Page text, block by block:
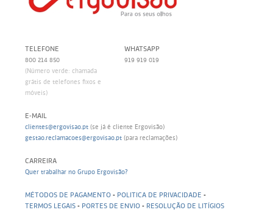
TELEFONE
800 214 850
(Número verde: chamada
grátis de telefones fixos e
móveis)
WHATSAPP
919 919 019
E-MAIL
clientes@ergovisao.pt (se já é cliente Ergovisão)
gestao.reclamacoes@ergovisao.pt (para reclamações)
CARREIRA
Quer trabalhar no Grupo Ergovisão?
MÉTODOS DE PAGAMENTO - POLITICA DE PRIVACIDADE -
TERMOS LEGAIS - PORTES DE ENVIO - RESOLUÇÃO DE LITÍGIOS